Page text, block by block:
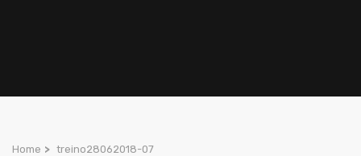
Home > treino28062018-07